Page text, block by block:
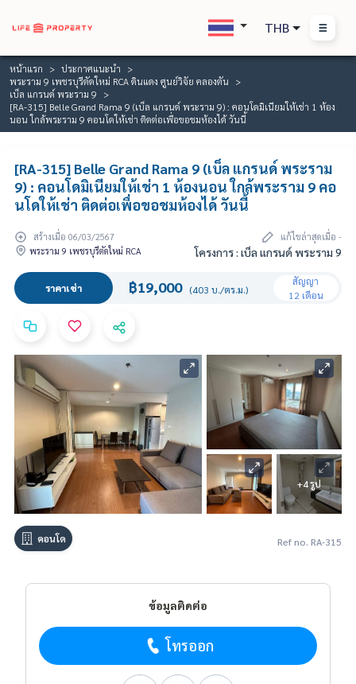
THB
หน้าแรก
ประกาศแนะนำ
พระราม 9 เพชรบุรีตัดใหม่ RCA ดินแดง ศูนย์วิจัย คลองตัน
เบ็ล แกรนด์ พระราม 9
[RA-315] Belle Grand Rama 9 (เบ็ล แกรนด์ พระราม 9) : คอนโดมิเนียมให้เช่า 1 ห้อง
นอน ใกล้พระราม 9 คอนโดให้เช่า ติดต่อเพื่อขอชมห้องได้ วันนี้
[RA-315] Belle Grand Rama 9 (เบ็ล แกรนด์ พระราม
9) : คอนโดมิเนียมให้เช่า 1 ห้องนอน ใกล้พระราม 9 คอ
นโดให้เช่า ติดต่อเพื่อขอชมห้องได้ วันนี้
สร้างเมื่อ 06/03/2567
แก้ไขล่าสุดเมื่อ -
พระราม 9 เพชรบุรีตัดใหม่ RCA
โครงการ : เบ็ล แกรนด์ พระราม 9
ราคาเช่า ฿19,000 (403 บ./ตร.ม.)
สัญญา
12 เดือน
+4 รูป
คอนโด Ref no. RA-315
ข้อมูลติดต่อ
โทรออก